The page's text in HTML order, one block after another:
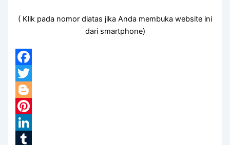
( Klik pada nomor diatas jika Anda membuka website ini
dari smartphone)
Facebook
Twitter
Blogger
Pinterest
LinkedIn